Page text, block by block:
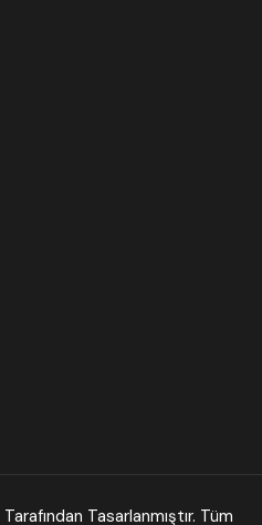
Tarafından Tasarlanmıştır. Tüm